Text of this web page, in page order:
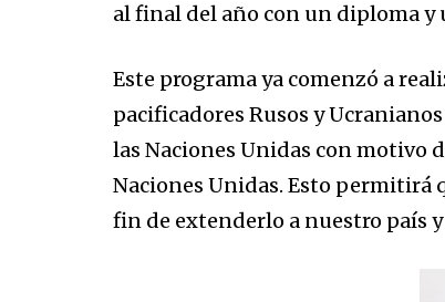
al final del año con un diploma y
Este programa ya comenzó a
pacificadores Rusos y
las Naciones Unidas con motivo
Naciones Unidas. Esto permitirá
fin de extenderlo a nuestro país